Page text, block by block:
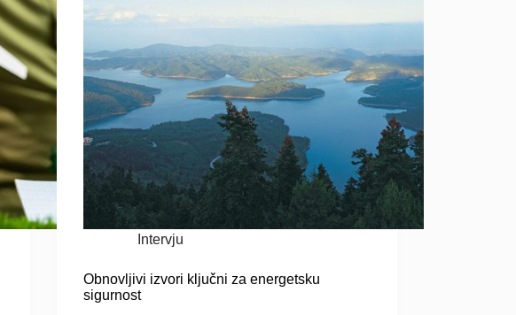
Intervju
Obnovljivi izvori ključni za energetsku
sigurnost